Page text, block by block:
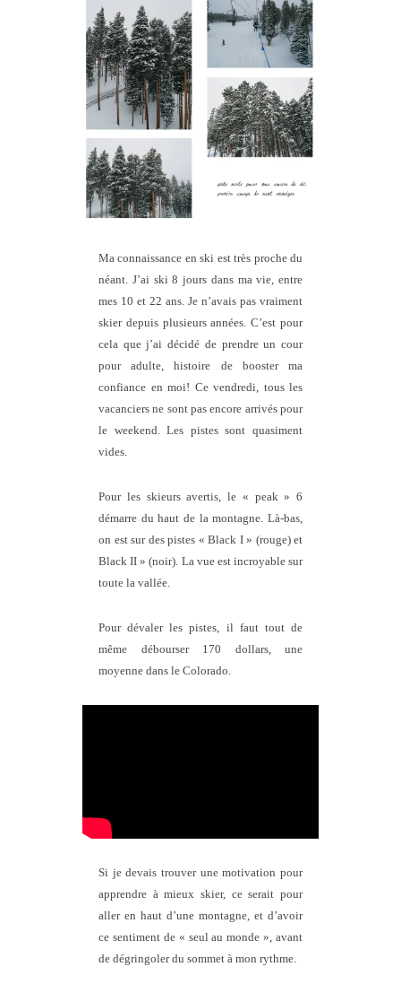
Ma connaissance en ski est très proche du
néant. J’ai ski 8 jours dans ma vie, entre
mes 10 et 22 ans. Je n’avais pas vraiment
skier depuis plusieurs années. C’est pour
cela que j’ai décidé de prendre un cour
pour adulte, histoire de booster ma
confiance en moi! Ce vendredi, tous les
vacanciers ne sont pas encore arrivés pour
le weekend. Les pistes sont quasiment
vides.
Pour les skieurs avertis, le « peak » 6
démarre du haut de la montagne. Là-bas,
on est sur des pistes « Black I » (rouge) et
Black II » (noir). La vue est incroyable sur
toute la vallée.
Pour dévaler les pistes, il faut tout de
même débourser 170 dollars, une
moyenne dans le Colorado.
Si je devais trouver une motivation pour
apprendre à mieux skier, ce serait pour
aller en haut d’une montagne, et d’avoir
ce sentiment de « seul au monde », avant
de dégringoler du sommet à mon rythme.